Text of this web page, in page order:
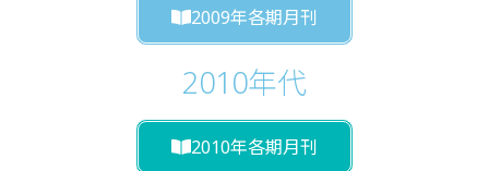
2009年各期月刊
2010年代
2010年各期月刊